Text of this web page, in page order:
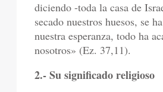
diciendo -toda la casa de
secado nuestros huesos, se
nuestra esperanza, todo ha
nosotros» (Ez. 37,11).
2.- Su significado religioso